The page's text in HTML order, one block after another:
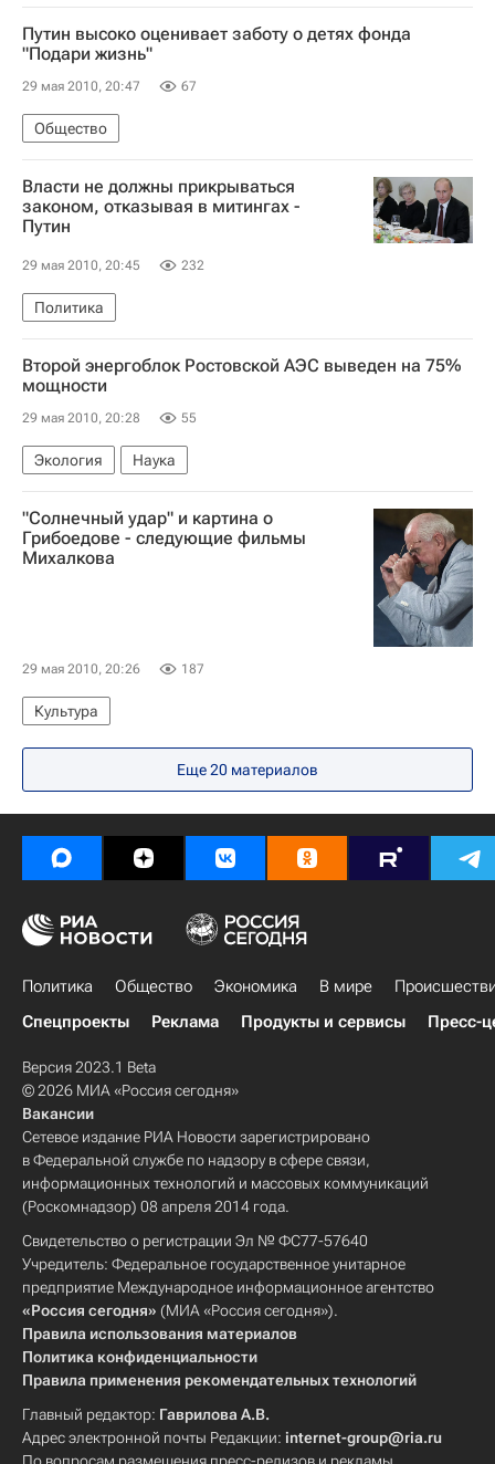
Открытый чемпионат Франции по теннису-2010
Путин высоко оценивает заботу о детях фонда
"Подари жизнь"
29 мая 2010, 20:47 67
Общество
Власти не должны прикрываться
законом, отказывая в митингах -
Путин
29 мая 2010, 20:45 232
Политика
Второй энергоблок Ростовской АЭС выведен на 75%
мощности
29 мая 2010, 20:28 55
Экология Наука
"Солнечный удар" и картина о
Грибоедове - следующие фильмы
Михалкова
29 мая 2010, 20:26 187
Культура
Еще 20 материалов
Политика Общество Экономика В мире
Спецпроекты
Реклама Продукты и сервисы Пресс-
Версия 2023.1 Beta
© 2026 МИА «Россия сегодня»
Вакансии
Сетевое издание РИА Новости зарегистрировано
в Федеральной службе по надзору в сфере связи,
информационных технологий и массовых коммуникаций
(Роскомнадзор) 08 апреля 2014 года.
Свидетельство о регистрации Эл № ФС77-57640
Учредитель: Федеральное государственное унитарное
предприятие Международное информационное агентство
«Россия сегодня» (МИА «Россия сегодня»).
Правила использования материалов
Политика конфиденциальности
Правила применения рекомендательных технологий
Главный редактор: Гаврилова А.В.
Адрес электронной почты Редакции: internet-group@ria.ru